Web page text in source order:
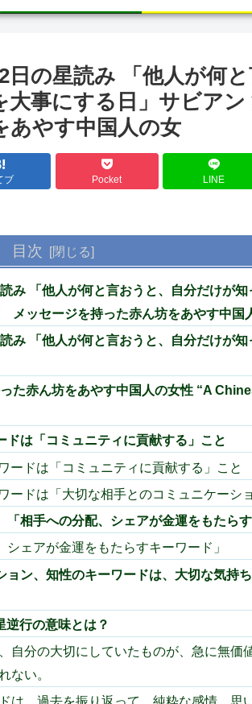
日の星読み 「他人が何と
大事にする日」サビア
あやす中国人の女
ブ Pocket LINE
目次
み 「他人が何と言おうと、自分だけが
メッセージを持った赤ん坊をあやす中
み 「他人が何と言おうと、自分だけが
た赤ん坊をあやす中国人の女性 “A
は「コミュニティに貢献する」こと
ードは「コミュニティに貢献する」こと
ードは「大切な相手とのコミュニケーシ
相手への分配、シェアが金運をもたらす
ェアが金運をもたらすキーワード」
ン、知性のキーワードは、大切な気持
逆行の意味とは？
自分の大切にしていたものが、急に無価
ない。
は、過去を振り返って、純粋な感情、思